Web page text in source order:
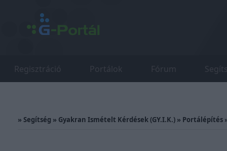
Regisztráció Portálok Fórum
» Segítség » Gyakran Ismételt Kérdések (GY.I.K.) » Portálépítés